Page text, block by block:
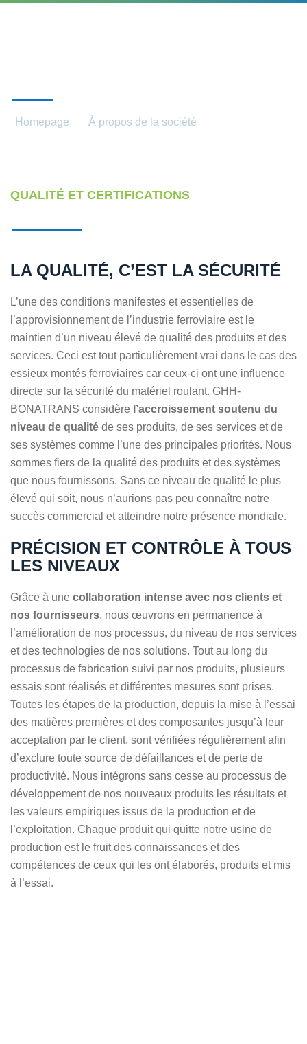
Homepage
À propos de la société
QUALITÉ ET CERTIFICATIONS
LA QUALITÉ, C’EST LA SÉCURITÉ
L’une des conditions manifestes et essentielles de
l’approvisionnement de l’industrie ferroviaire est le
maintien d’un niveau élevé de qualité des produits et des
services. Ceci est tout particulièrement vrai dans le cas des
essieux montés ferroviaires car ceux-ci ont une influence
directe sur la sécurité du matériel roulant. GHH-
BONATRANS considère l’accroissement soutenu du
niveau de qualité de ses produits, de ses services et de
ses systèmes comme l’une des principales priorités. Nous
sommes fiers de la qualité des produits et des systèmes
que nous fournissons. Sans ce niveau de qualité le plus
élevé qui soit, nous n’aurions pas peu connaître notre
succès commercial et atteindre notre présence mondiale.
PRÉCISION ET CONTRÔLE À TOUS
LES NIVEAUX
Grâce à une collaboration intense avec nos clients et
nos fournisseurs, nous œuvrons en permanence à
l’amélioration de nos processus, du niveau de nos services
et des technologies de nos solutions. Tout au long du
processus de fabrication suivi par nos produits, plusieurs
essais sont réalisés et différentes mesures sont prises.
Toutes les étapes de la production, depuis la mise à l’essai
des matières premières et des composantes jusqu’à leur
acceptation par le client, sont vérifiées régulièrement afin
d’exclure toute source de défaillances et de perte de
productivité. Nous intégrons sans cesse au processus de
développement de nos nouveaux produits les résultats et
les valeurs empiriques issus de la production et de
l’exploitation. Chaque produit qui quitte notre usine de
production est le fruit des connaissances et des
compétences de ceux qui les ont élaborés, produits et mis
à l’essai.